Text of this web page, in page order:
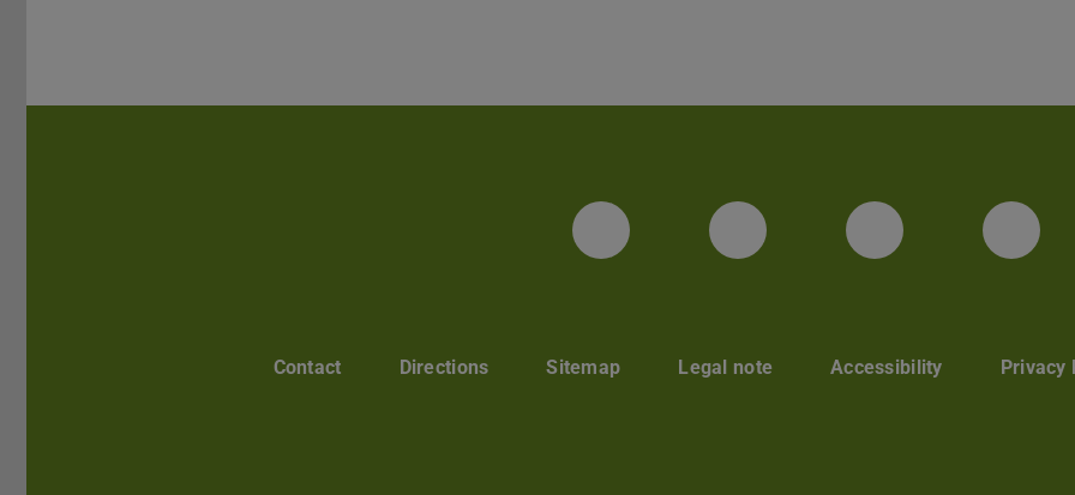
FacebookTwitter LinkedIn
Contact Directions Sitemap Legal note Accessibility Privacy